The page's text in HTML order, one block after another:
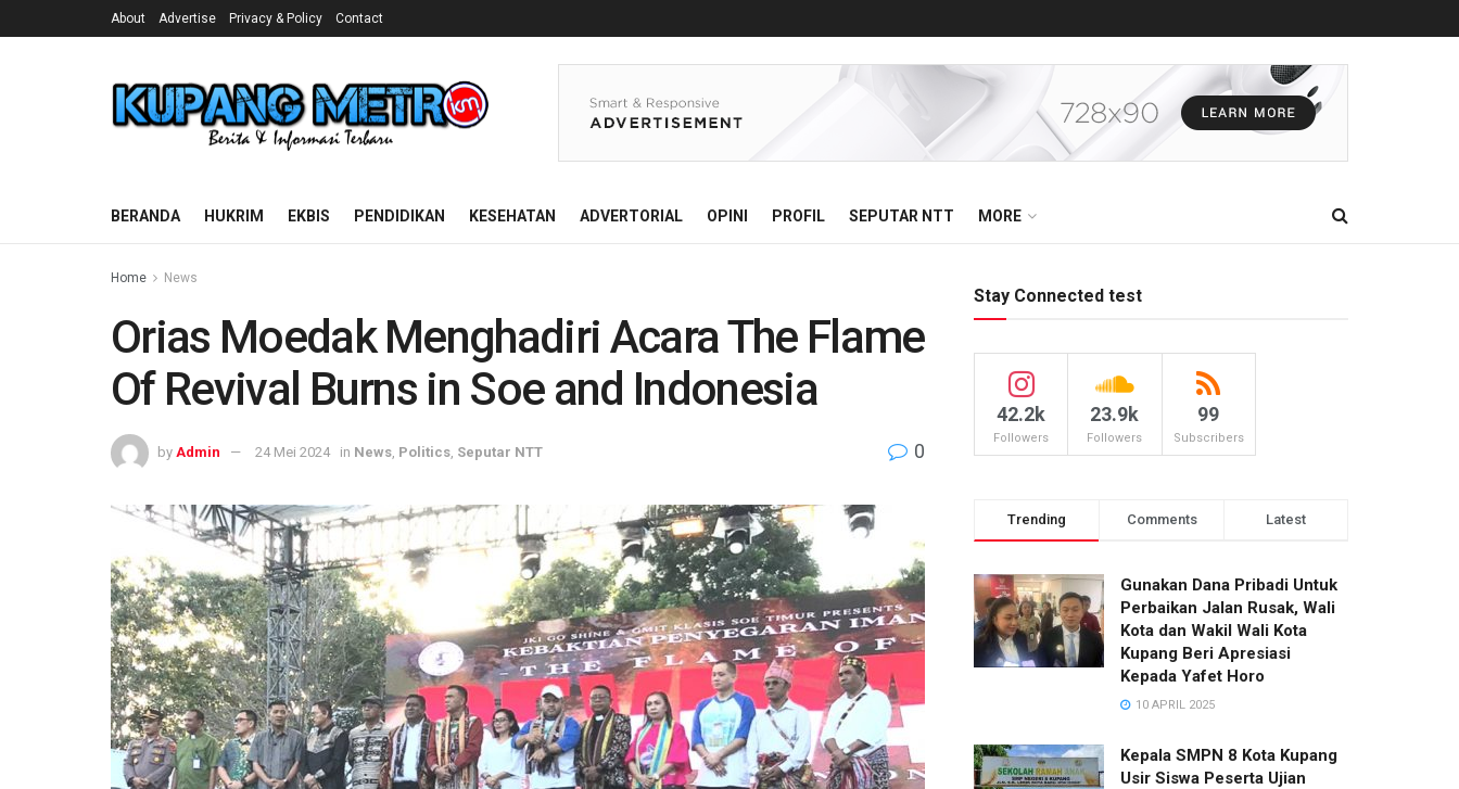
About Advertise Privacy & Policy Contact
BERANDA HUKRIM EKBIS PENDIDIKAN KESEHATAN ADVERTORIAL OPINI PROFIL SEPUTAR NTT MORE
Home News
Orias Moedak Menghadiri Acara The Flame
Of Revival Burns in Soe and Indonesia
by Admin 24 Mei 2024 in News Politics Seputar NTT 0
Stay Connected test
42.2k
Followers
23.9k
Followers
99
Subscribers
Trending Comments Latest
Gunakan Dana Pribadi Untuk
Perbaikan Jalan Rusak, Wali
Kota dan Wakil Wali Kota
Kupang Beri Apresiasi
Kepada Yafet Horo
10 APRIL 2025
Kepala SMPN 8 Kota Kupang
Usir Siswa Peserta Ujian